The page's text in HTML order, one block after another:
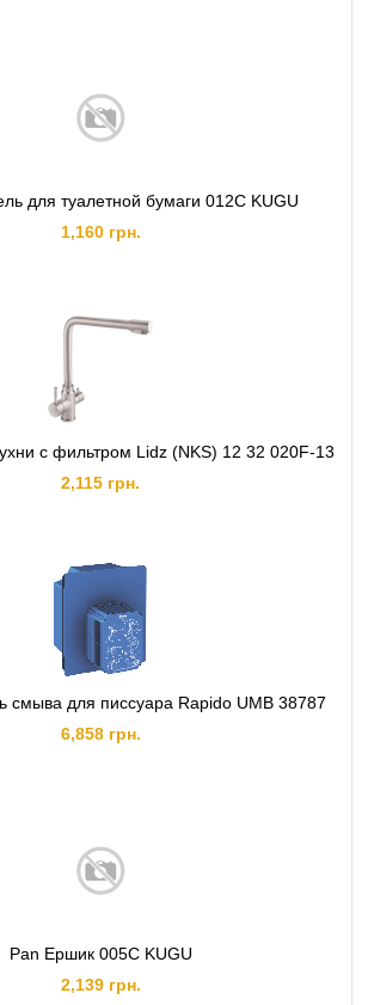
для туалетной бумаги 012C KUGU
1,160 грн.
с фильтром Lidz (NKS) 12 32 020F-13
2,115 грн.
смыва для писсуара Rapido UMB 38787
6,858 грн.
Pan Ершик 005C KUGU
2,139 грн.